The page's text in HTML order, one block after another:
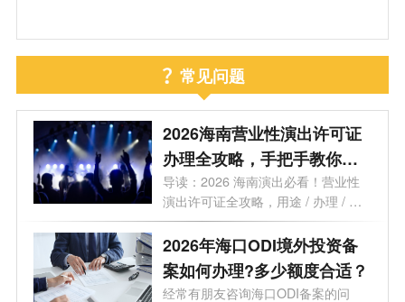
常见问题
2026海南营业性演出许可证
办理全攻略，手把手教你避
开90%的坑！
导读：2026 海南演出必看！营业性
演出许可证全攻略，用途 / 办理 / 地
点 / 流...
2026年海口ODI境外投资备
案如何办理?多少额度合适？
经常有朋友咨询海口ODI备案的问